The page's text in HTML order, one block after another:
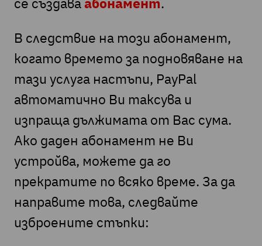
В следствие на този абонамент,
когато времето за подновяване на
тази услуга настъпи, PayPal
автоматично Ви таксува и
изпраща дължимата от Вас сума.
Ако даден абонамент не Ви
устройва, можете да го
прекратите по всяко време. За да
направите това, следвайте
изброените стъпки: